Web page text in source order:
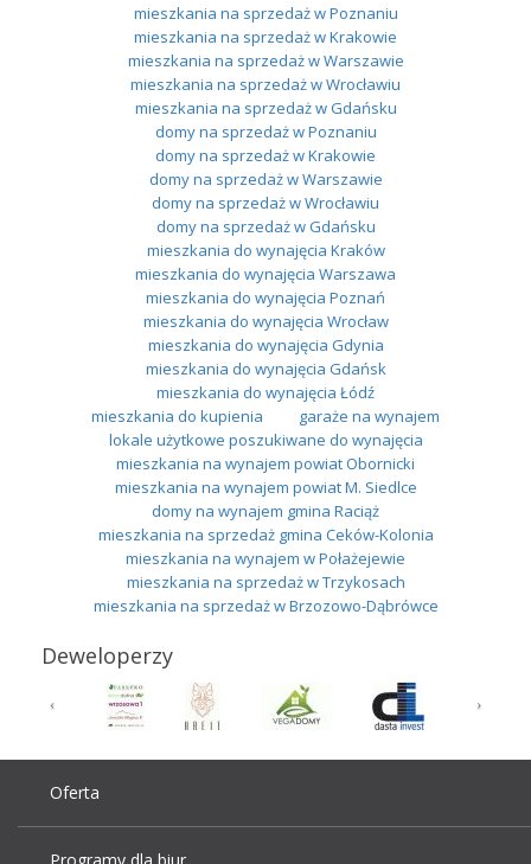
mieszkania na sprzedaż w Poznaniu
mieszkania na sprzedaż w Krakowie
mieszkania na sprzedaż w Warszawie
mieszkania na sprzedaż w Wrocławiu
mieszkania na sprzedaż w Gdańsku
domy na sprzedaż w Poznaniu
domy na sprzedaż w Krakowie
domy na sprzedaż w Warszawie
domy na sprzedaż w Wrocławiu
domy na sprzedaż w Gdańsku
mieszkania do wynajęcia Kraków
mieszkania do wynajęcia Warszawa
mieszkania do wynajęcia Poznań
mieszkania do wynajęcia Wrocław
mieszkania do wynajęcia Gdynia
mieszkania do wynajęcia Gdańsk
mieszkania do wynajęcia Łódź
mieszkania do kupienia
garaże na wynajem
lokale użytkowe poszukiwane do wynajęcia
mieszkania na wynajem powiat Obornicki
mieszkania na wynajem powiat M. Siedlce
domy na wynajem gmina Raciąż
mieszkania na sprzedaż gmina Ceków-Kolonia
mieszkania na wynajem w Połażejewie
mieszkania na sprzedaż w Trzykosach
mieszkania na sprzedaż w Brzozowo-Dąbrówce
Deweloperzy
Oferta